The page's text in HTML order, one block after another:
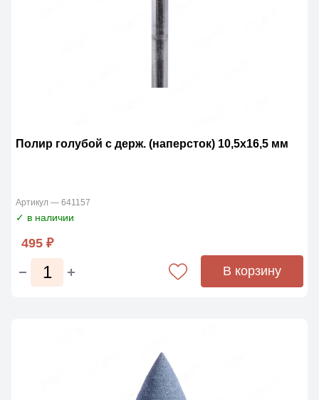
Полир голубой с держ. (наперсток) 10,5х16,5 мм
Артикул — 641157
✓ в наличии
495 ₽
В корзину